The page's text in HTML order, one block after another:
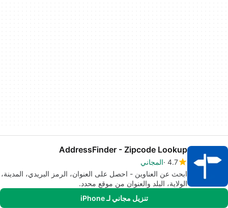
AddressFinder - Zipcode Lookup
4.7 المجاني
ابحث عن العناوين - احصل على العنوان، الرمز البريدي، المدينة،
الولاية، البلد والعنوان من موقع محدد.
تنزيل مجاني لـ iPhone